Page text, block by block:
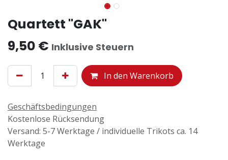
Quartett "GAK"
9,50 € Inklusive Steuern
In den Warenkorb
Geschäftsbedingungen
Kostenlose Rücksendung
Versand: 5-7 Werktage / individuelle Trikots ca. 14
Werktage